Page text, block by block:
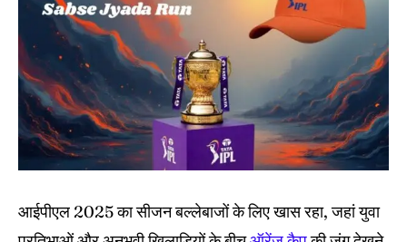
IPl News At Your Finger Tips
Table of Contents
Home
Cricket News
Teams
IPl News At Your Finger Tips
Table of Contents
Home
Cricket News
Teams
आईपीएल 2025 का सीजन बल्लेबाजों के लिए खास रहा, जहां युवा